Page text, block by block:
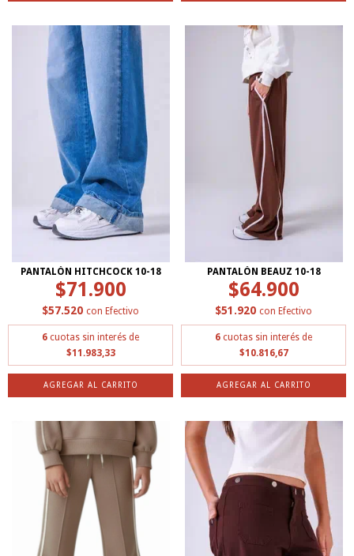
PANTALÓN HITCHCOCK 10-18
$71.900
$57.520 con Efectivo
6 cuotas sin interés de
$11.983,33
AGREGAR AL CARRITO
PANTALÓN BEAUZ 10-18
$64.900
$51.920 con Efectivo
6 cuotas sin interés de
$10.816,67
AGREGAR AL CARRITO